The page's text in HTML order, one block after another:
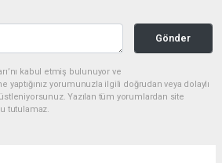
Gönder
kabul etmiş bulunuyor ve
yaptığınız yorumunuzla ilgili doğrudan veya dolaylı
Yazılan tüm yorumlardan site
tutulamaz.